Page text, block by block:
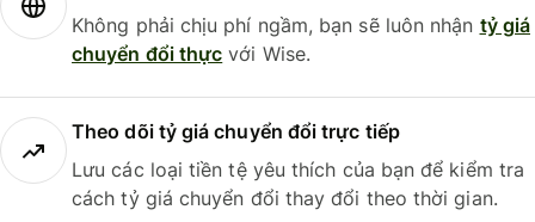
Không phải chịu phí ngầm, bạn sẽ luôn nhận tỷ giá
chuyển đổi thực với Wise.
Theo dõi tỷ giá chuyển đổi trực tiếp
Lưu các loại tiền tệ yêu thích của bạn để kiểm tra
cách tỷ giá chuyển đổi thay đổi theo thời gian.